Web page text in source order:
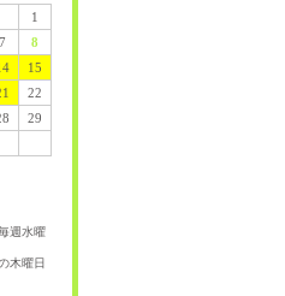
1
7
8
15
22
29
週水曜
木曜日